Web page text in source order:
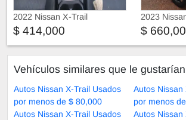
2022 Nissan X-Trail
$ 414,000
2023
$
Vehículos similares que le gustarían
Autos Nissan X-Trail Usados
por menos de $ 80,000
Autos Nissan
por menos
Autos Nissan X-Trail Usados
Autos Nissan